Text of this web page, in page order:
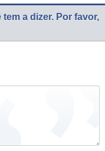
a dizer. Por favor,